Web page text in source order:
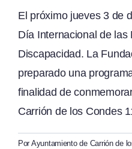
El próximo jueves 3 de
Día Internacional de las
Discapacidad. La
preparado una
finalidad de
Carrión de los Condes
Por Ayuntamiento de Carrión de